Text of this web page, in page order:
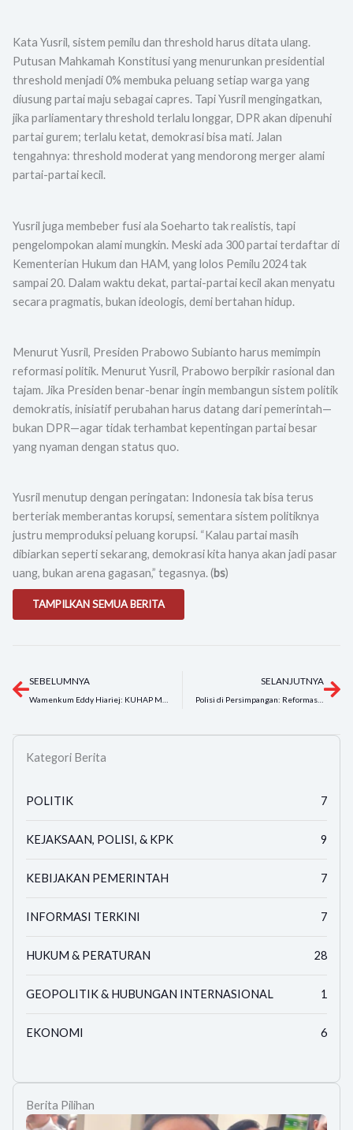
Kata Yusril, sistem pemilu dan threshold harus ditata ulang.
Putusan Mahkamah Konstitusi yang menurunkan presidential
threshold menjadi 0% membuka peluang setiap warga yang
diusung partai maju sebagai capres. Tapi Yusril mengingatkan,
jika parliamentary threshold terlalu longgar, DPR akan dipenuhi
partai gurem; terlalu ketat, demokrasi bisa mati. Jalan
tengahnya: threshold moderat yang mendorong merger alami
partai-partai kecil.
Yusril juga membeber fusi ala Soeharto tak realistis, tapi
pengelompokan alami mungkin. Meski ada 300 partai terdaftar di
Kementerian Hukum dan HAM, yang lolos Pemilu 2024 tak
sampai 20. Dalam waktu dekat, partai-partai kecil akan menyatu
secara pragmatis, bukan ideologis, demi bertahan hidup.
Menurut Yusril, Presiden Prabowo Subianto harus memimpin
reformasi politik. Menurut Yusril, Prabowo berpikir rasional dan
tajam. Jika Presiden benar-benar ingin membangun sistem politik
demokratis, inisiatif perubahan harus datang dari pemerintah—
bukan DPR—agar tidak terhambat kepentingan partai besar
yang nyaman dengan status quo.
Yusril menutup dengan peringatan: Indonesia tak bisa terus
berteriak memberantas korupsi, sementara sistem politiknya
justru memproduksi peluang korupsi. “Kalau partai masih
dibiarkan seperti sekarang, demokrasi kita hanya akan jadi pasar
uang, bukan arena gagasan,” tegasnya. (bs)
TAMPILKAN SEMUA BERITA
SEBELUMNYA
Wamenkum Eddy Hiariej: KUHAP Melindungi Penegak Hukum, Bukan Warga Negara
SELANJUTNYA
Polisi di Persimpangan: Reformasi, Rekrutmen, dan Tantangan Moral
Kategori Berita
POLITIK 7
KEJAKSAAN, POLISI, & KPK 9
KEBIJAKAN PEMERINTAH 7
INFORMASI TERKINI 7
HUKUM & PERATURAN 28
GEOPOLITIK & HUBUNGAN INTERNASIONAL 1
EKONOMI 6
Berita Pilihan